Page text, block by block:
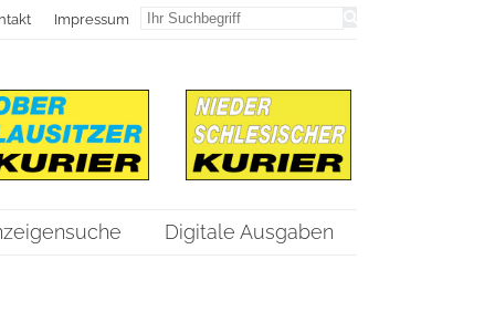
Impressum
Digitale Ausgaben